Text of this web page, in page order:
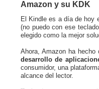
Amazon y su KDK
El Kindle es a día de hoy
(no puedo con ese
elegido como la mejor
Ahora, Amazon ha
desarrollo de
consumidor, una
alcance del lector.